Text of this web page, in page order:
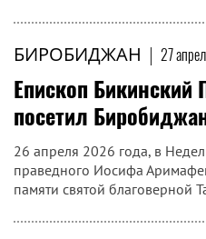
БИРОБИДЖАН | 27
Епископ Бикинский
посетил
26 апреля 2026 года, в
праведного Иосифа
памяти святой благоверной